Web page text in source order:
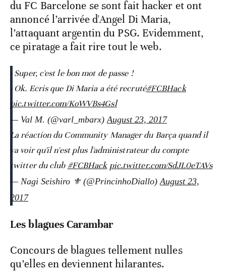
du FC Barcelone se sont fait hacker et ont
annoncé l’arrivée d'Angel Di Maria,
l’attaquant argentin du PSG. Evidemment,
ce piratage a fait rire tout le web.
- Super, c'est le bon mot de passe !
- Ok. Ecris que Di Maria a été recruté#FCBHack
pic.twitter.com/KoWVBs4Gsl
— Val M. (@varl_mbarx) August 23, 2017
La réaction du Community Manager du Barça quand il
va voir qu'il n'est plus l'administrateur du compte
twitter du club #FCBHack pic.twitter.com/SdJL0eTAVs
— Nagi Seishiro ⚜️ (@PrincinhoDiallo) August 23,
2017
Les blagues Carambar
Concours de blagues tellement nulles
qu’elles en deviennent hilarantes.